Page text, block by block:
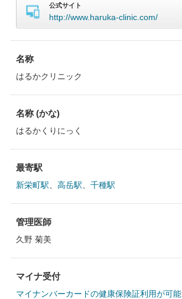
公式サイト
http://www.haruka-clinic.com/
名称
はるかクリニック
名称 (かな)
はるかくりにっく
最寄駅
新栄町駅 高岳駅 千種駅
管理医師
久野 菊美
マイナ受付
マイナンバーカードの健康保険証利用が可能